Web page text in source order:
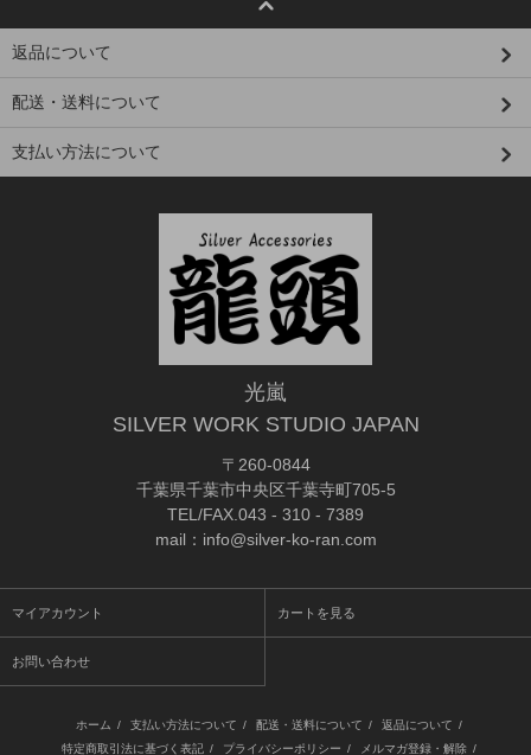
返品について
配送・送料について
支払い方法について
光嵐
SILVER WORK STUDIO JAPAN
〒260-0844
千葉県千葉市中央区千葉寺町705-5
TEL/FAX.043 - 310 - 7389
mail：info@silver-ko-ran.com
マイアカウント カートを見る
お問い合わせ
ホーム / 支払い方法について / 配送・送料について / 返品について /
特定商取引法に基づく表記 / プライバシーポリシー / メルマガ登録・解除 /